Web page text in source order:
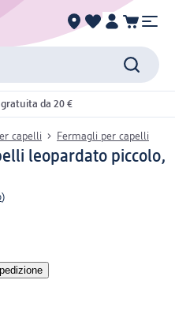
da 20 €
capelli Fermagli per capelli
leopardato piccolo,
)